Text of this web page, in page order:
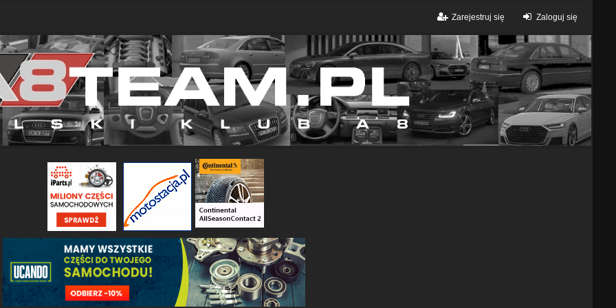
Zaloguj się
Zarejestruj się